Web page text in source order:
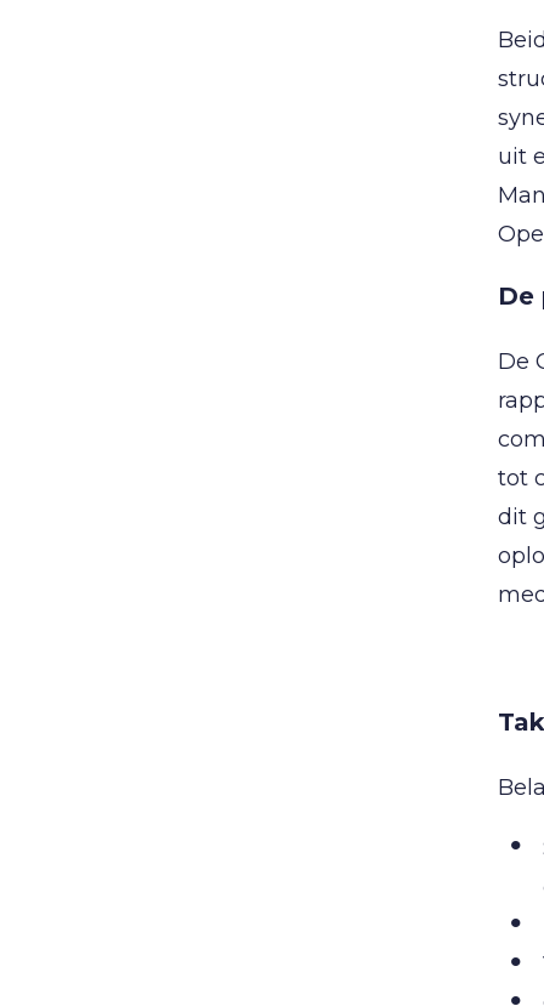
uit
De
De
tot
dit